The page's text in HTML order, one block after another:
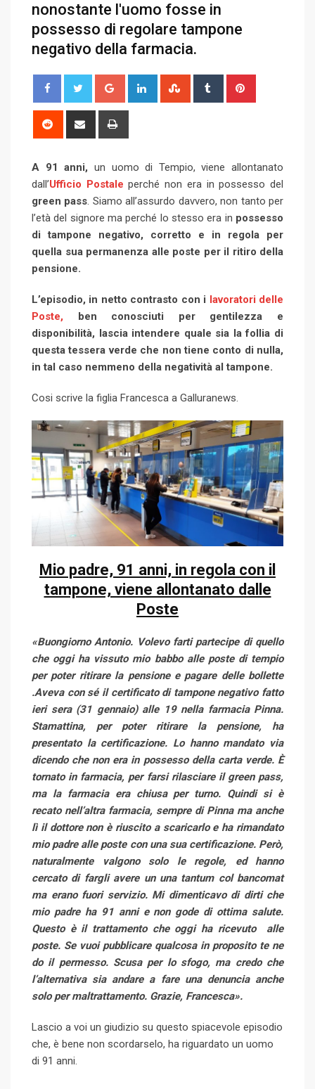
nonostante l'uomo fosse in
possesso di regolare tampone
negativo della farmacia.
o
e
+
i
d
I
n
t
l
e
U
p
o
n
u
r
i
r
e
s
t
e
d
i
h
r
e
v
i
a
E
i
l
r
n
t
A 91 anni, un uomo di Tempio, viene allontanato
dall’Ufficio Postale perché non era in possesso del
green pass. Siamo all’assurdo davvero, non tanto per
l’età del signore ma perché lo stesso era in possesso
di tampone negativo, corretto e in regola per
quella sua permanenza alle poste per il ritiro della
pensione.
L’episodio, in netto contrasto con i lavoratori delle
Poste, ben conosciuti per gentilezza e
disponibilità, lascia intendere quale sia la follia di
questa tessera verde che non tiene conto di nulla,
in tal caso nemmeno della negatività al tampone.
Cosi scrive la figlia Francesca a Galluranews.
Mio padre, 91 anni, in regola con il
tampone, viene allontanato dalle
Poste
«Buongiorno Antonio. Volevo farti partecipe di quello
che oggi ha vissuto mio babbo alle poste di tempio
per poter ritirare la pensione e pagare delle bollette
.Aveva con sé il certificato di tampone negativo fatto
ieri sera (31 gennaio) alle 19 nella farmacia Pinna.
Stamattina, per poter ritirare la pensione, ha
presentato la certificazione. Lo hanno mandato via
dicendo che non era in possesso della carta verde. È
tornato in farmacia, per farsi rilasciare il green pass,
ma la farmacia era chiusa per turno. Quindi si è
recato nell’altra farmacia, sempre di Pinna ma anche
lì il dottore non è riuscito a scaricarlo e ha rimandato
mio padre alle poste con una sua certificazione. Però,
naturalmente valgono solo le regole, ed hanno
cercato di fargli avere un una tantum col bancomat
ma erano fuori servizio. Mi dimenticavo di dirti che
mio padre ha 91 anni e non gode di ottima salute.
Questo è il trattamento che oggi ha ricevuto alle
poste. Se vuoi pubblicare qualcosa in proposito te ne
do il permesso. Scusa per lo sfogo, ma credo che
l’alternativa sia andare a fare una denuncia anche
solo per maltrattamento. Grazie, Francesca».
Lascio a voi un giudizio su questo spiacevole episodio
che, è bene non scordarselo, ha riguardato un uomo
di 91 anni.